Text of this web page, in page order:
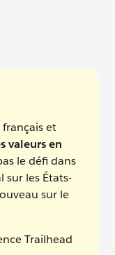
et
valeurs en
le défi dans
les États-
sur le
Trailhead